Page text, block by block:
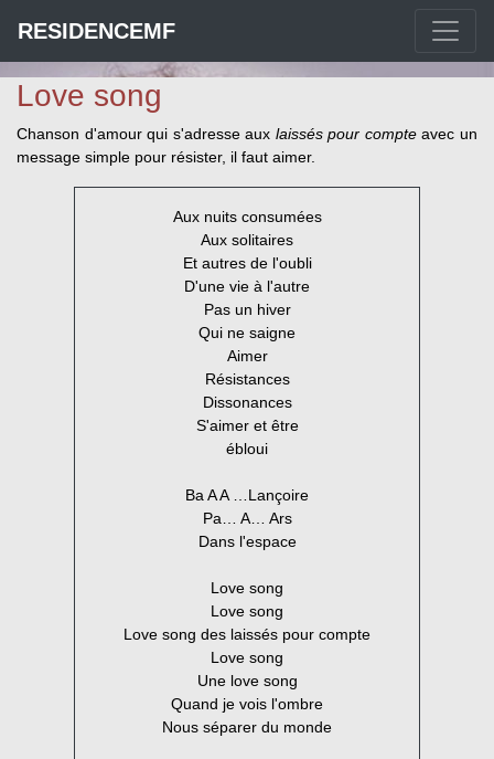
RESIDENCEMF
Love song
Chanson d'amour qui s'adresse aux laissés pour compteavec un
message simple pour résister, il faut aimer.
Aux nuits consumées
Aux solitaires
Et autres de l'oubli
D'une vie à l'autre
Pas un hiver
Qui ne saigne
Aimer
Résistances
Dissonances
S'aimer et être
ébloui
Ba A A …Lançoire
Pa… A… Ars
Dans l'espace
Love song
Love song
Love song des laissés pour compte
Love song
Une love song
Quand je vois l'ombre
Nous séparer du monde